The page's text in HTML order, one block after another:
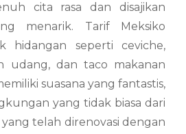
cita rasa dan disajikan
menarik. Tarif Meksiko
hidangan seperti ceviche,
udang, dan taco makanan
suasana yang fantastis,
yang tidak biasa dari
yang telah direnovasi dengan